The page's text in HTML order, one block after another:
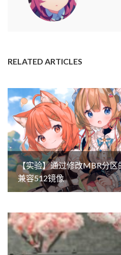
RELATED ARTICLES
【实验】通过修改MBR分
兼容512镜像